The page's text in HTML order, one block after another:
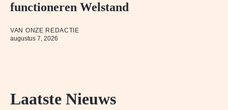
functioneren Welstand
VAN ONZE REDACTIE
augustus 7, 2026
Laatste Nieuws